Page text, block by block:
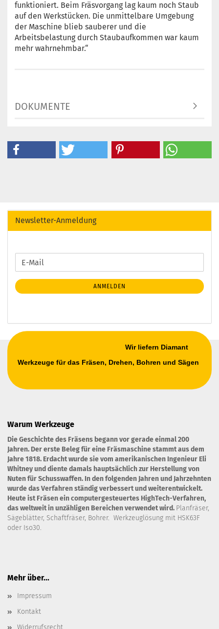
funktioniert. Beim Fräsvorgang lag kaum noch Staub
auf den Werkstücken. Die unmittelbare Umgebung
der Maschine blieb sauberer und die
Arbeitsbelastung durch Staubaufkommen war kaum
mehr wahrnehmbar.“
DOKUMENTE
Newsletter-Anmeldung
WEITER
ZUR
NEWSLETTER-
ANMELDUNG
E-
Mail
ANMELDEN
Wir liefern Diamant
Werkzeuge für das Fräsen, Drehen, Bohren und Sägen
Warum Werkzeuge
Die Geschichte des Fräsens begann vor gerade einmal 200
Jahren. Der erste Beleg für eine Fräsmaschine stammt aus dem
Jahre 1818. Erdacht wurde sie vom amerikanischen Ingenieur Eli
Whitney und diente damals hauptsächlich zur Herstellung von
Nuten für Schusswaffen. In den folgenden Jahren und Jahrzehnten
wurde das Verfahren ständig verbessert und weiterentwickelt.
Heute ist Fräsen ein computergesteuertes HighTech-Verfahren,
das weltweit in unzähligen Bereichen verwendet wird. Planfräser,
Sägeblätter, Schaftfräser, Bohrer. Werkzeuglösung mit HSK63F
oder Iso30.
Mehr über...
Impressum
Kontakt
Widerrufsrecht